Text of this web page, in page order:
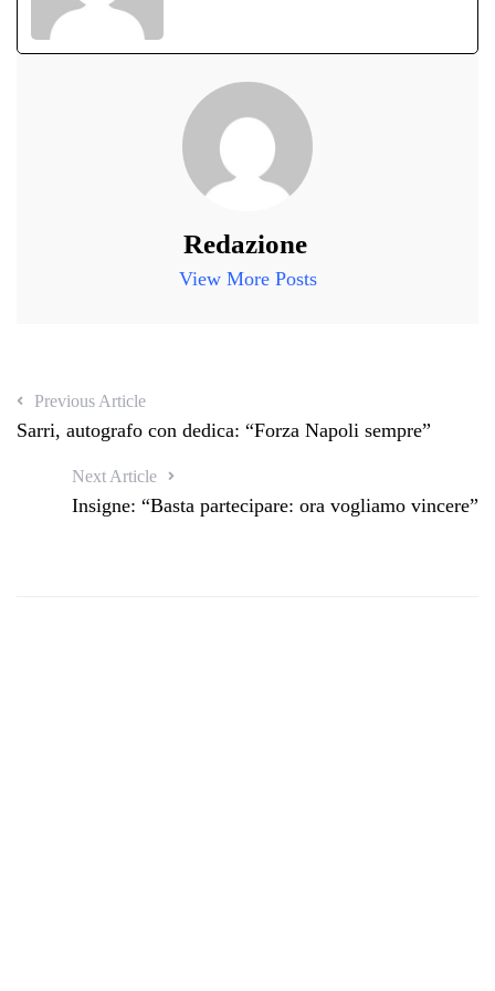
Redazione
View More Posts
Previous Article
Sarri, autografo con dedica: “Forza Napoli sempre”
Next Article
Insigne: “Basta partecipare: ora vogliamo vincere”